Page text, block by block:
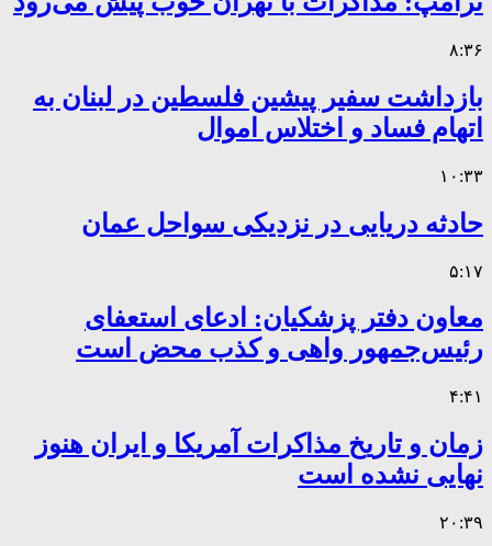
۸:۳۶
بازداشت سفیر پیشین فلسطین در لبنان به
اتهام فساد و اختلاس اموال
۱۰:۳۳
حادثه دریایی در نزدیکی سواحل عمان
۵:۱۷
معاون دفتر پزشکیان: ادعای استعفای
رئیس‌جمهور واهی و کذب محض است
۴:۴۱
زمان و تاریخ مذاکرات آمریکا و ایران هنوز
نهایی نشده است
۲۰:۳۹